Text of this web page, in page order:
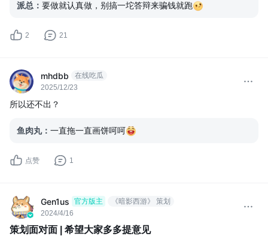
派总 ： 要做就认真做，别搞一坨答辩来骗钱就跑
2 21
mhdbb 在线吃瓜
2025/12/23
所以还不出？
鱼肉丸： 一直拖一直画饼呵呵
点赞 1
Gen1us 官方版主 《暗影西游》 策划
2024/4/16
策划面对面 | 希望大家多多提意见